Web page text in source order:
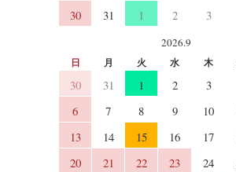
30
31 1 2 3
2026.9
日 月 火 水 木
30 31 1 2 3
6
7 8 9 10
13
14 15 16 17
20
21 22 23 24